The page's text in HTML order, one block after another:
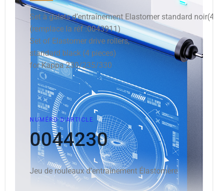
Set à galets d’entraînement Elastomer standard
(remplace la réf :0043911)
Set of Elastomer drive rollers,
standard black (4 pieces)
for Kappa 230/235/330
NUMÉRO D'ARTICLE
0044230
Jeu de rouleaux d’entraînement Élastomère